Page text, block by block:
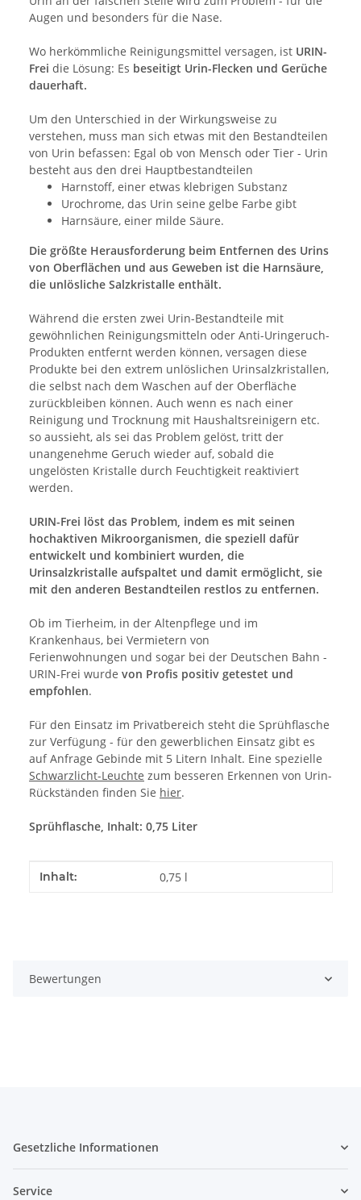
Augen und besonders für die Nase.
Wo herkömmliche Reinigungsmittel versagen, ist URIN-
Frei die Lösung: Es beseitigt Urin-Flecken und Gerüche
dauerhaft.
Um den Unterschied in der Wirkungsweise zu
verstehen, muss man sich etwas mit den Bestandteilen
von Urin befassen: Egal ob von Mensch oder Tier - Urin
besteht aus den drei Hauptbestandteilen
Harnstoff, einer etwas klebrigen Substanz
Urochrome, das Urin seine gelbe Farbe gibt
Harnsäure, einer milde Säure.
Die größte Herausforderung beim Entfernen des Urins
von Oberflächen und aus Geweben ist die Harnsäure,
die unlösliche Salzkristalle enthält.
Während die ersten zwei Urin-Bestandteile mit
gewöhnlichen Reinigungsmitteln oder Anti-Uringeruch-
Produkten entfernt werden können, versagen diese
Produkte bei den extrem unlöslichen Urinsalzkristallen,
die selbst nach dem Waschen auf der Oberfläche
zurückbleiben können. Auch wenn es nach einer
Reinigung und Trocknung mit Haushaltsreinigern etc.
so aussieht, als sei das Problem gelöst, tritt der
unangenehme Geruch wieder auf, sobald die
ungelösten Kristalle durch Feuchtigkeit reaktiviert
werden.
URIN-Frei löst das Problem, indem es mit seinen
hochaktiven Mikroorganismen, die speziell dafür
entwickelt und kombiniert wurden, die
Urinsalzkristalle aufspaltet und damit ermöglicht, sie
mit den anderen Bestandteilen restlos zu entfernen.
Ob im Tierheim, in der Altenpflege und im
Krankenhaus, bei Vermietern von
Ferienwohnungen und sogar bei der Deutschen Bahn -
URIN-Frei wurde von Profis positiv getestet und
empfohlen.
Für den Einsatz im Privatbereich steht die Sprühflasche
zur Verfügung - für den gewerblichen Einsatz gibt es
auf Anfrage Gebinde mit 5 Litern Inhalt. Eine spezielle
Schwarzlicht-Leuchte zum besseren Erkennen von Urin-
Rückständen finden Sie hier.
Sprühflasche, Inhalt: 0,75 Liter
Produkteigenschaft
Wert
Inhalt: 0,75 l
Bewertungen
Gesetzliche Informationen
Service